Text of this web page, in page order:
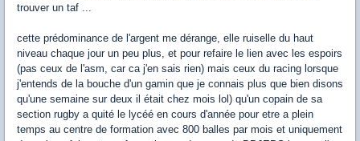
trouver un taf ...
cette prédominance de l'argent me dérange, elle ruiselle du haut
niveau chaque jour un peu plus, et pour refaire le lien avec les espoirs
(pas ceux de l'asm, car ca j'en sais rien) mais ceux du racing lorsque
j'entends de la bouche d'un gamin que je connais plus que bien disons
qu'une semaine sur deux il était chez mois lol) qu'un copain de sa
section rugby a quité le lycéé en cours d'année pour etre a plein
temps au centre de formation avec 800 balles par mois et uniquement